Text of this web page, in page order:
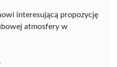
interesującą propozycję
atmosfery w